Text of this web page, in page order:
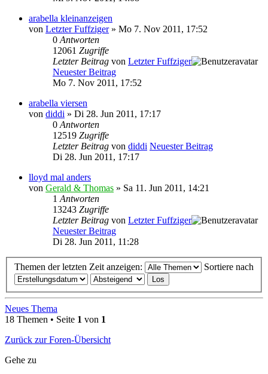
arabella kleinanzeigen
von Letzter Fuffziger» Mo 7. Nov 2011, 17:52
0 Antworten
12061 Zugriffe
Letzter Beitrag von Letzter Fuffziger
Neuester Beitrag
Mo 7. Nov 2011, 17:52
arabella viersen
von diddi » Di 28. Jun 2011, 17:17
0 Antworten
12519 Zugriffe
Letzter Beitrag von diddi Neuester Beitrag
Di 28. Jun 2011, 17:17
lloyd mal anders
von Gerald & Thomas » Sa 11. Jun 2011, 14:21
1 Antworten
13243 Zugriffe
Letzter Beitrag von Letzter Fuffziger
Neuester Beitrag
Di 28. Jun 2011, 11:28
Themen der letzten Zeit anzeigen: Sortiere nach
Neues Thema
18 Themen • Seite 1 von 1
Zurück zur Foren-Übersicht
Gehe zu